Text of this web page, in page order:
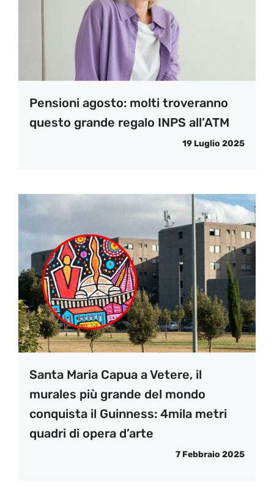
Pensioni agosto: molti troveranno
questo grande regalo INPS all’ATM
19 Luglio 2025
Santa Maria Capua a Vetere, il
murales più grande del mondo
conquista il Guinness: 4mila metri
quadri di opera d’arte
7 Febbraio 2025